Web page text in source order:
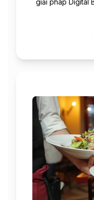
giải pháp Digital